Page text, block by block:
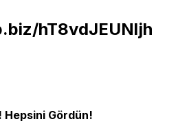
hT8vdJEUNljh
Hepsini Gördün!